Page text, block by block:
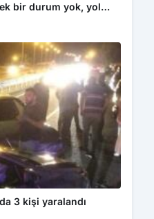
bir durum yok, yol
3 kişi yaralandı